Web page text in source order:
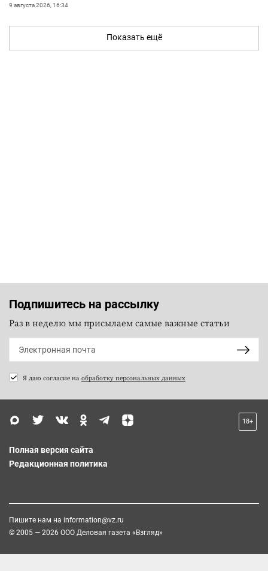
9 августа 2026, 16:34
Показать ещё
Подпишитесь на рассылку
Раз в неделю мы присылаем самые важные статьи
Я даю согласие на обработку персональных данных
18+
Полная версия сайта
Редакционная политика
Пишите нам на information@vz.ru
© 2005 — 2026 ООО Деловая газета «Взгляд»